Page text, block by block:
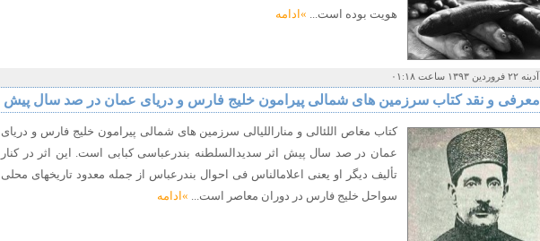
هویت بوده است... »ادامه
آدینه ۲۲ فروردین ۱۳۹۳ ساعت ۰۱:۱۸
معرفی و نقد کتاب سرزمین های شمالی پیرامون خلیج فارس و دریای عمان در صد سال پیش
کتاب مغاص اللئالی و مناراللیالی سرزمین های شمالی پیرامون خلیج فارس و دریای
عمان در صد سال پیش اثر سدیدالسلطنه بندرعباسی کبابی است. این اثر در کنار
تألیف دیگر او یعنی اعلام­الناس فی احوال بندرعباس از جمله معدود تاریخ­های محلی
سواحل خلیج فارس در دوران معاصر است... »ادامه